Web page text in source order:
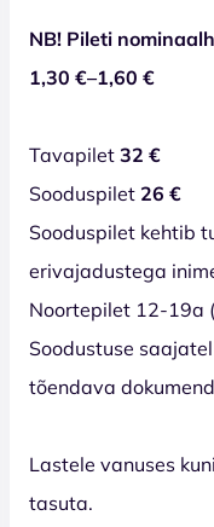
NB! Pileti
1,30 €–1,60 €
Tavapilet 32 €
Sooduspilet 26 €
Sooduspilet kehtib
erivajadustega
Noortepilet 12-19a
Soodustuse
tõendava
Lastele vanuses
tasuta.